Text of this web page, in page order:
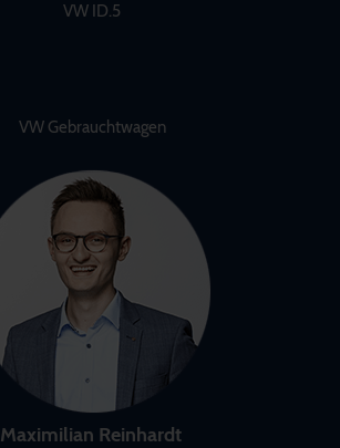
VW ID.5
VW Gebrauchtwagen
Maximilian Reinhardt